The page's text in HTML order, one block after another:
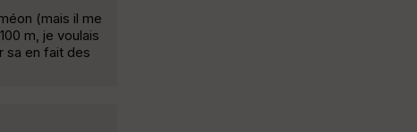
(mais il me
m, je voulais
sa en fait des